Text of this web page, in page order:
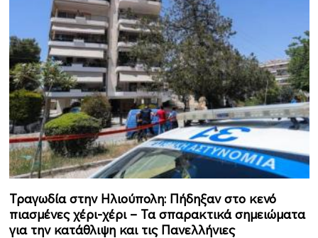
Τραγωδία στην Ηλιούπολη: Πήδηξαν στο κενό
πιασμένες χέρι-χέρι – Τα σπαρακτικά σημειώματα
για την κατάθλιψη και τις Πανελλήνιες